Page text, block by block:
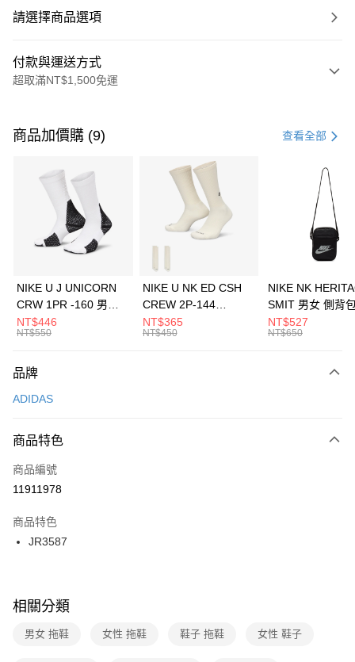
請選擇商品選項
付款與運送方式
超取滿NT$1,500免運
信用卡一次付款
3 期 0 利率 每期 21家銀行
合作金庫商業銀行
第一商業銀行
華南商業銀行
彰化商業銀行
上海商業儲蓄銀行
元大商業銀行
台灣樂天信用卡公司
Apple Pay
全盈+PAY
AFTEE先享後付
【關於「AFTEE先享後付」】
便利好安心！
３．安心：先確認商品／服務後，再付款。
【「AFTEE先享後付」結帳流程】
１．於結帳方式選擇「AFTEE先享後付」後，將跳轉至「AFTEE先享後付」
２．訂單成立數日內，您將收到繳費通知簡訊。
３．收到繳費通知簡訊後14天內，點擊此簡訊中的連結，可透過四大超商／
ATM／網路銀行／等多元方式進行付款，方視為交易完成。
※ 交易是否成功請以「AFTEE先享後付 」之結帳頁面顯示為準，若有關於
是否繳費成功／繳費後需取消欲退款等相關疑問，請聯繫「AFTEE先享後付
客戶支援中心」
https://netprotections.freshdesk.com/support/home
運送方式
每筆NT$100，滿NT$1,500(含以上)免運費
宅配
每筆NT$100，滿NT$1,500(含以上)免運費
付款後門市自取
每筆NT$100，滿NT$1,500(含以上)免運費
商品加價購 (9) 查看全部
NIKE U J UNICORN
CRW 1PR -160 男女
中統襪 FZ3393100
NT$446
NT$550
NIKE U NK ED CSH
CREW 2P-144
EMBRDY 男女 短統襪
FZ3073133
NT$365
NT$450
NIKE NK
SMIT 男女 側背
BA5871010
NT$527
NT$650
品牌
ADIDAS
商品特色
商品編號
11911978
商品特色
JR3587
相關分類
男女 拖鞋 女性 拖鞋 鞋子 拖鞋 女性 鞋子